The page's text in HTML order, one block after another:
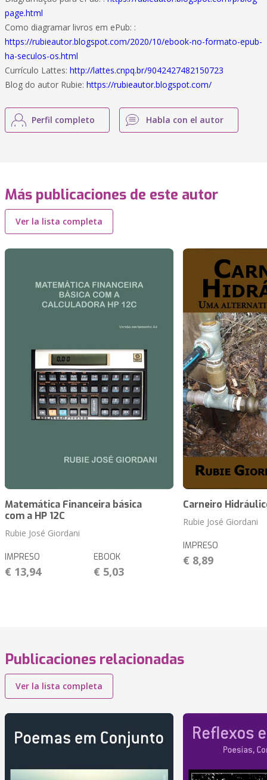
page.html
Como diagramar livros em ePub: :
https://rubieautor.blogspot.com/2020/10/ebook-no-formato-epub-
ha-seculos-os.html
Currículo Lattes: http://lattes.cnpq.br/9042427482150723
Blog do autor Rubie: https://rubieautor.blogspot.com/
Perfil completo Habla con el autor
Más publicaciones de este autor
Ver la lista completa
Matemática Financeira básica
com a HP 12C
Rubie José Giordani
IMPRESO
€ 13,94
EBOOK
€ 5,03
Carneiro
Rubie José Giordani
IMPRESO
€ 8,89
Publicaciones relacionadas
Ver la lista completa